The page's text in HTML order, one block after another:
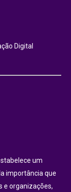
Digital
um
importância que
e organizações,